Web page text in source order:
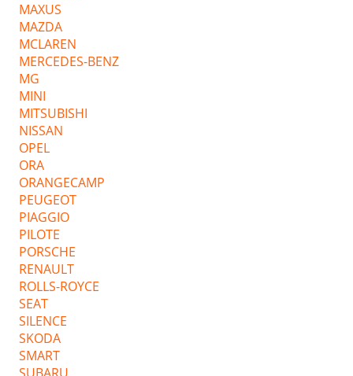
MAXUS
MAZDA
MCLAREN
MERCEDES-BENZ
MG
MINI
MITSUBISHI
NISSAN
OPEL
ORA
ORANGECAMP
PEUGEOT
PIAGGIO
PILOTE
PORSCHE
RENAULT
ROLLS-ROYCE
SEAT
SILENCE
SKODA
SMART